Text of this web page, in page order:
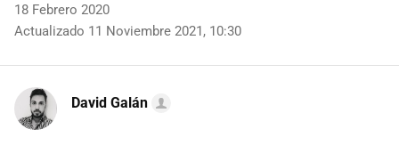
18 Febrero 2020
Actualizado 11 Noviembre 2021, 10:30
David Galán